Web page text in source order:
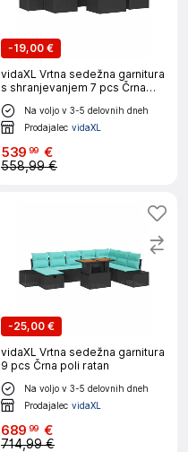
-19,00 €
vidaXL Vrtna sedežna garnitura
s shranjevanjem 7 pcs Črna
Poly ratan
Na voljo v 3-5 delovnih dneh
Prodajalec vidaXL
539 99 €
558,99 €
-25,00 €
vidaXL Vrtna sedežna garnitura
9 pcs Črna poli ratan
Na voljo v 3-5 delovnih dneh
Prodajalec vidaXL
689 99 €
714,99 €